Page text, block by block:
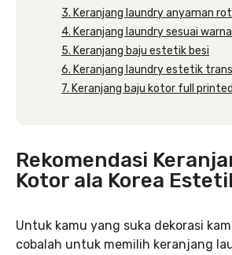
3. Keranjang laundry anyaman
4. Keranjang laundry sesuai
5. Keranjang baju estetik besi
6. Keranjang laundry estetik
7. Keranjang baju kotor full printed
Rekomendasi
Kotor ala Korea
Untuk kamu yang suka dekorasi
cobalah untuk memilih keranjang